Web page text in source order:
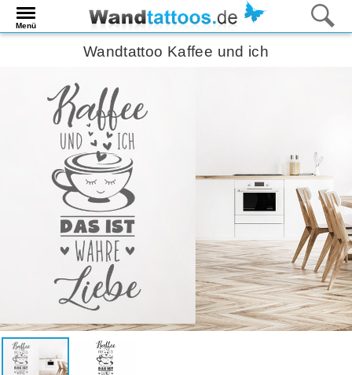
Menü
Wandtattoo Kaffee und ich